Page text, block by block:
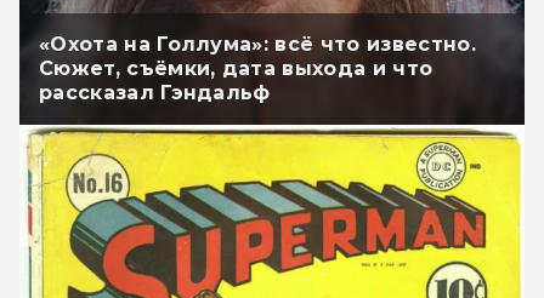
«Охота на Голлума»: всё что известно.
Сюжет, съёмки, дата выхода и что
рассказал Гэндальф